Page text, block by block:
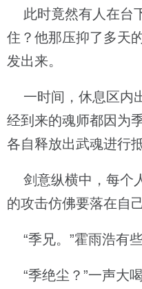
此时竟然有人在台
住？他那压抑了多天
发出来。
一时间，休息区内
经到来的魂师都因为
各自释放出武魂进行抵
剑意纵横中，每个
的攻击仿佛要落在自
“季兄。”霍雨浩有
“季绝尘？”一声大